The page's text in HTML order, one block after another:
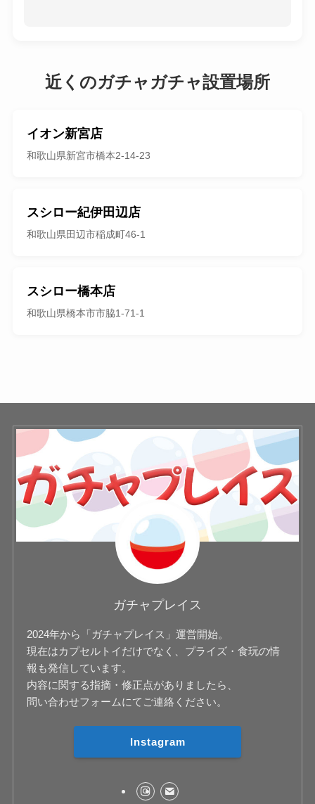
近くのガチャガチャ設置場所
イオン新宮店
和歌山県新宮市橋本2-14-23
スシロー紀伊田辺店
和歌山県田辺市稲成町46-1
スシロー橋本店
和歌山県橋本市市脇1-71-1
ガチャプレイス
2024年から「ガチャプレイス」運営開始。
現在はカプセルトイだけでなく、プライズ・食玩の情
報も発信しています。
内容に関する指摘・修正点がありましたら、
問い合わせフォームにてご連絡ください。
Instagram